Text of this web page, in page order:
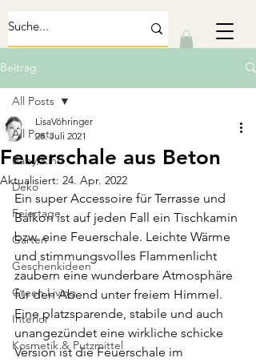
Beitrag
All Posts
Baby/Kind
Deko
Feiertage
Garten
Geschenkideen
Green Living
Interior
Kosmetik & Putzmittel
All Posts
Feuerschale aus Beton
LisaVöhringer
28. Juli 2021
Aktualisiert: 24. Apr. 2022
Ein super Accessoire für Terrasse und
Balkon ist auf jeden Fall ein Tischkamin
bzw. eine Feuerschale. Leichte Wärme
und stimmungsvolles Flammenlicht
zaubern eine wunderbare Atmosphäre
für den Abend unter freiem Himmel.
Eine platzsparende, stabile und auch
unangezündet eine wirkliche schicke
Version ist die Feuerschale im